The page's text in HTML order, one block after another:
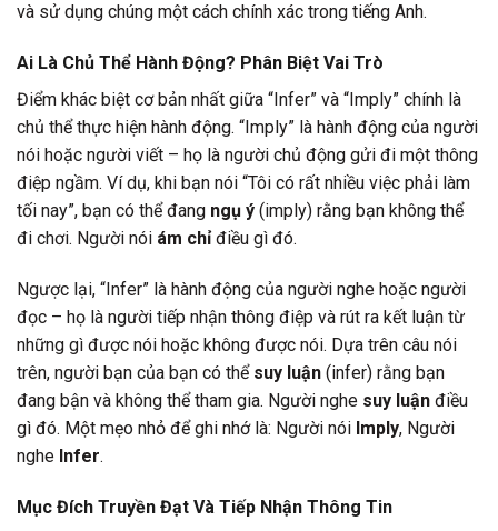
và sử dụng chúng một cách chính xác trong tiếng Anh.
Ai Là Chủ Thể Hành Động? Phân Biệt Vai Trò
Điểm khác biệt cơ bản nhất giữa “Infer” và “Imply” chính là
chủ thể thực hiện hành động. “Imply” là hành động của người
nói hoặc người viết – họ là người chủ động gửi đi một thông
điệp ngầm. Ví dụ, khi bạn nói “Tôi có rất nhiều việc phải làm
tối nay”, bạn có thể đang ngụ ý (imply) rằng bạn không thể
đi chơi. Người nói ám chỉđiều gì đó.
Ngược lại, “Infer” là hành động của người nghe hoặc người
đọc – họ là người tiếp nhận thông điệp và rút ra kết luận từ
những gì được nói hoặc không được nói. Dựa trên câu nói
trên, người bạn của bạn có thể suy luận (infer) rằng bạn
đang bận và không thể tham gia. Người nghe suy luận điều
gì đó. Một mẹo nhỏ để ghi nhớ là: Người nói Imply, Người
nghe Infer.
Mục Đích Truyền Đạt Và Tiếp Nhận Thông Tin